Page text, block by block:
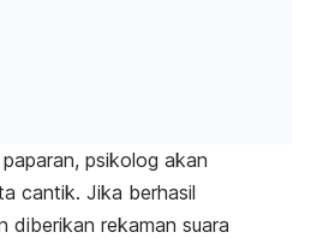
psikolog akan
cantik. Jika berhasil
diberikan rekaman suara